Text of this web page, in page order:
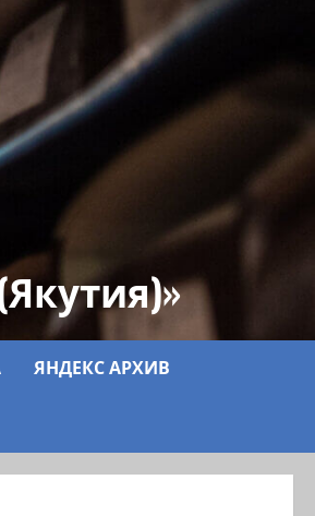
ЯНДЕКС АРХИВ